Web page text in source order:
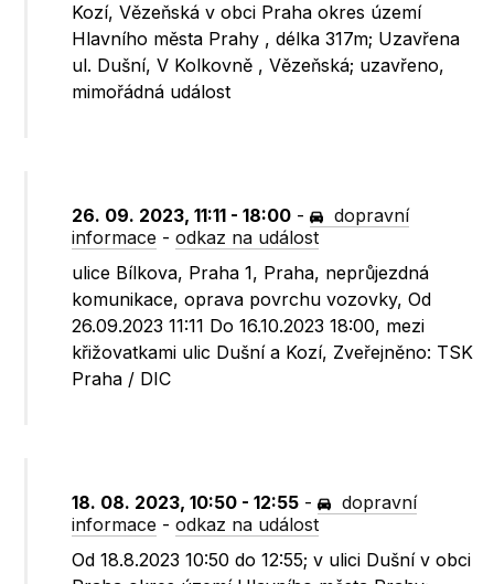
Kozí, Vězeňská v obci Praha okres území
Hlavního města Prahy , délka 317m; Uzavřena
ul. Dušní, V Kolkovně , Vězeňská; uzavřeno,
mimořádná událost
26. 09. 2023, 11:11 - 18:00 -
dopravní
informace -odkaz na událost
ulice Bílkova, Praha 1, Praha, neprůjezdná
komunikace, oprava povrchu vozovky, Od
26.09.2023 11:11 Do 16.10.2023 18:00, mezi
křižovatkami ulic Dušní a Kozí, Zveřejněno: TSK
Praha / DIC
18. 08. 2023, 10:50 - 12:55 -
dopravní
informace -odkaz na událost
Od 18.8.2023 10:50 do 12:55; v ulici Dušní v obci